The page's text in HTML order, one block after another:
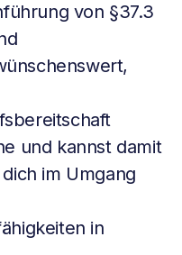
von §37.3
und kannst damit
im Umgang
in